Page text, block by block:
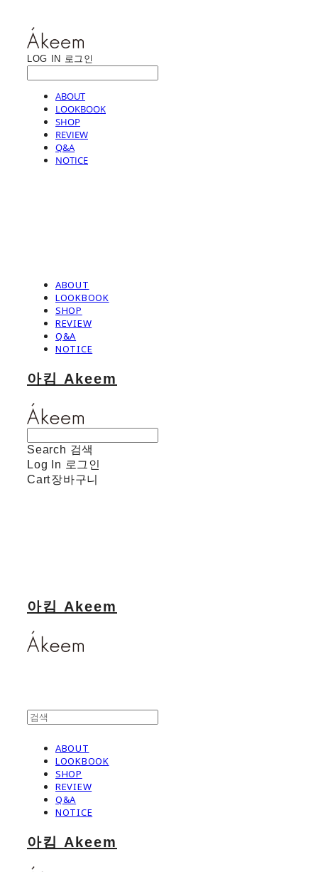
LOG IN 로그인
ABOUT
LOOKBOOK
SHOP
REVIEW
Q&A
NOTICE
ABOUT
LOOKBOOK
SHOP
REVIEW
Q&A
NOTICE
아킴 Akeem
Search 검색
Log In 로그인
Cart장바구니
아킴 Akeem
ABOUT
LOOKBOOK
SHOP
REVIEW
Q&A
NOTICE
아킴 Akeem